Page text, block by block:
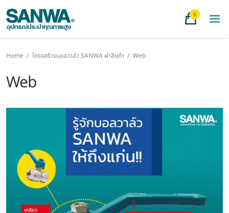
0
Home / โครงสร้างบอลวาล์ว SANWA ผ่าสินค้า / Web
Web